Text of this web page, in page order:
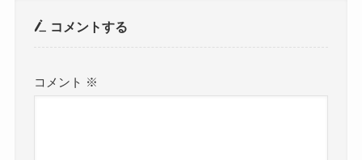
コメントする
コメント ※